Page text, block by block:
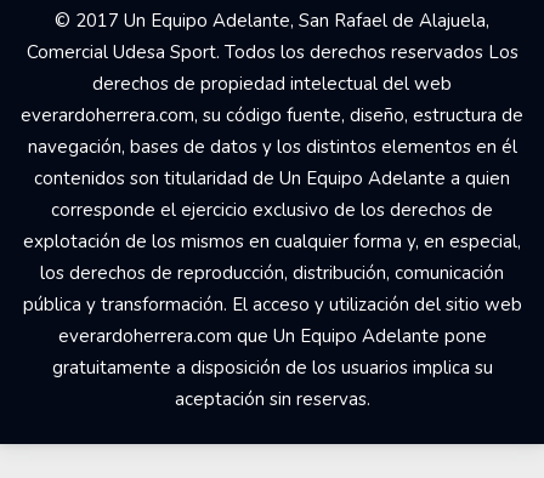
© 2017 Un Equipo Adelante, San Rafael de Alajuela,
Comercial Udesa Sport. Todos los derechos reservados Los
derechos de propiedad intelectual del web
everardoherrera.com, su código fuente, diseño, estructura de
navegación, bases de datos y los distintos elementos en él
contenidos son titularidad de Un Equipo Adelante a quien
corresponde el ejercicio exclusivo de los derechos de
explotación de los mismos en cualquier forma y, en especial,
los derechos de reproducción, distribución, comunicación
pública y transformación. El acceso y utilización del sitio web
everardoherrera.com que Un Equipo Adelante pone
gratuitamente a disposición de los usuarios implica su
aceptación sin reservas.